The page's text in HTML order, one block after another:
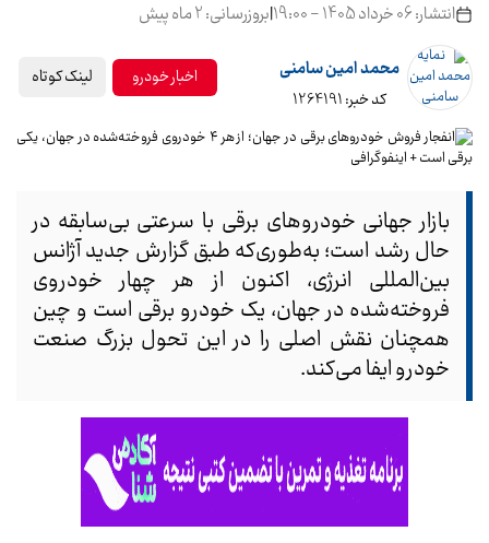
انتشار: 06 خرداد 1405 - 19:00 |بروزرسانی: 2 ماه پیش
محمد امین سامنی
کد خبر: 1264191
اخبار خودرو لینک کوتاه
بازار جهانی خودروهای برقی با سرعتی بی‌سابقه در
حال رشد است؛ به‌طوری‌که طبق گزارش جدید آژانس
بین‌المللی انرژی، اکنون از هر چهار خودروی
فروخته‌شده در جهان، یک خودرو برقی است و چین
همچنان نقش اصلی را در این تحول بزرگ صنعت
خودرو ایفا می‌کند.